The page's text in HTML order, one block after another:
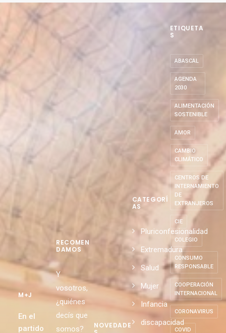
M+J
En el
partido
RECOMEN
DAMOS
Y
vosotros,
¿quiénes
decís que
somos?
NOVEDADE
CATEGORÍ
AS
Pluriconfesionalidad
Extremadura
Salud
Mujer
Infancia
discapacidad
ETIQUETA
S
ABASCAL
AGENDA
2030
ALIMENTACIÓN
SOSTENIBLE
AMOR
CAMBIO
CLIMÁTICO
CENTROS DE
INTERNAMIENTO
DE
EXTRANJEROS
CIE
COLEGIO
CONSUMO
RESPONSABLE
COOPERACIÓN
INTERNACIONAL
CORONAVIRUS
COVID